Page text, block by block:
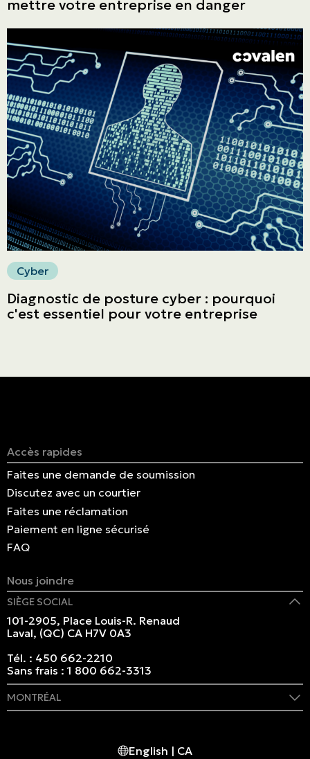
Blogue
Nous joindre
English | CA
Faites un paiement
mettre votre entreprise en danger
Cyber
Diagnostic de posture cyber : pourquoi
c'est essentiel pour votre entreprise
Accès rapides
Faites une demande de soumission
Discutez avec un courtier
Faites une réclamation
Paiement en ligne sécurisé
FAQ
Nous joindre
SIÈGE SOCIAL
101-2905, Place Louis-R. Renaud
Laval, (QC) CA H7V 0A3
Tél. : 450 662-2210
Sans frais :1 800 662-3313
MONTRÉAL
English | CA